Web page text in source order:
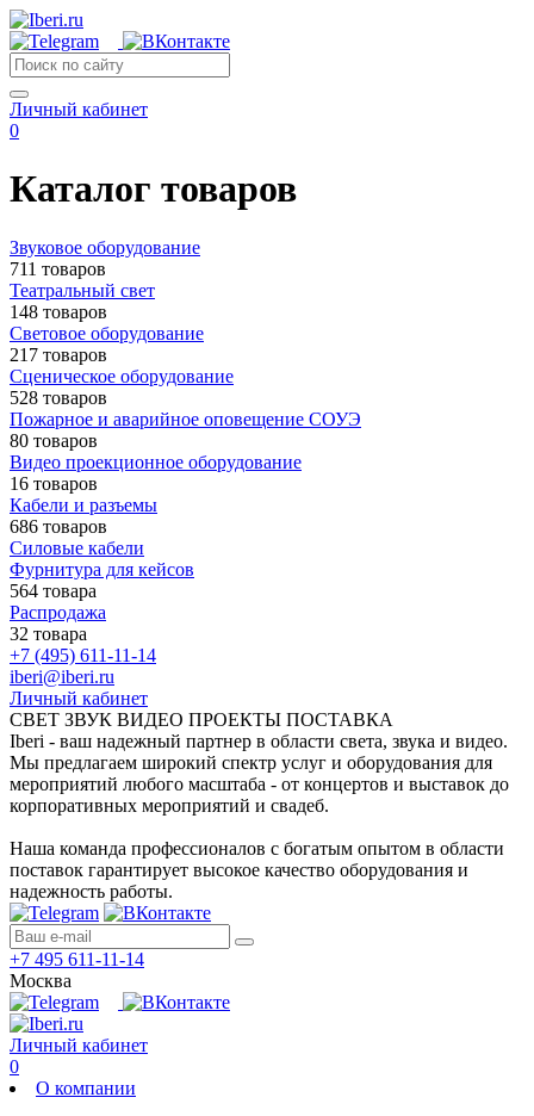
Личный кабинет
0
Каталог товаров
Звуковое оборудование
711 товаров
Театральный свет
148 товаров
Световое оборудование
217 товаров
Сценическое оборудование
528 товаров
Пожарное и аварийное оповещение СОУЭ
80 товаров
Видео проекционное оборудование
16 товаров
Кабели и разъемы
686 товаров
Силовые кабели
Фурнитура для кейсов
564 товара
Распродажа
32 товара
+7 (495) 611-11-14
iberi@iberi.ru
Личный кабинет
СВЕТ ЗВУК ВИДЕО ПРОЕКТЫ ПОСТАВКА
Iberi - ваш надежный партнер в области света, звука и видео.
Мы предлагаем широкий спектр услуг и оборудования для
мероприятий любого масштаба - от концертов и выставок до
корпоративных мероприятий и свадеб.
Наша команда профессионалов с богатым опытом в области
поставок гарантирует высокое качество оборудования и
надежность работы.
+7 495 611-11-14
Москва
Личный кабинет
0
О компании